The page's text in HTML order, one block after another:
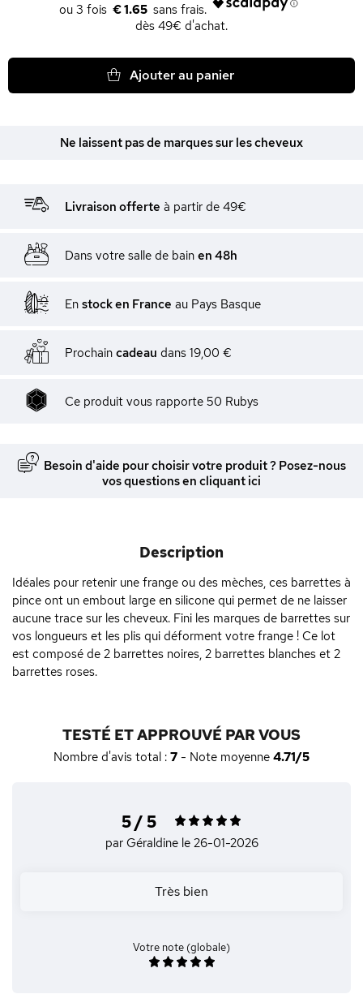
€ 1.65
dès 49€ d'achat.
Ajouter au panier
Ne laissent pas de marques sur les cheveux
Livraison offerte à partir de 49€
Dans votre salle de bain en 48h
En stock en France au Pays Basque
Prochain cadeau dans 19,00 €
Ce produit vous rapporte 50 Rubys
Besoin d'aide pour choisir votre produit ? Posez-nous
vos questions en cliquant ici
Description
Idéales pour retenir une frange ou des mèches, ces barrettes à
pince ont un embout large en silicone qui permet de ne laisser
aucune trace sur les cheveux. Fini les marques de barrettes sur
vos longueurs et les plis qui déforment votre frange ! Ce lot
est composé de 2 barrettes noires, 2 barrettes blanches et 2
barrettes roses.
TESTÉ ET APPROUVÉ PAR VOUS
Nombre d'avis total : 7 - Note moyenne 4.71/5
5 / 5
par Géraldine le 26-01-2026
Très bien
Votre note (globale)